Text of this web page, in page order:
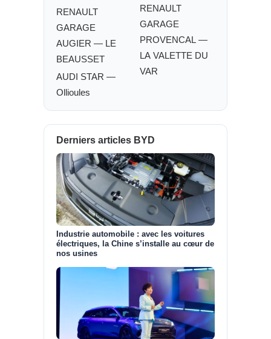
RENAULT
GARAGE
AUGIER — LE
BEAUSSET
AUDI STAR —
Ollioules
RENAULT
GARAGE
PROVENCAL —
LA VALETTE DU
VAR
Derniers articles BYD
Industrie automobile : avec les voitures
électriques, la Chine s’installe au cœur de
nos usines